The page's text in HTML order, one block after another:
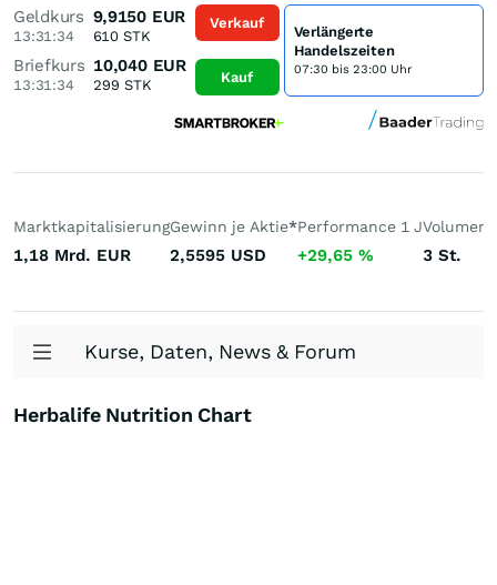
Geldkurs
13:31:34
9,9150 EUR
610 STK
Briefkurs
13:31:34
10,040 EUR
299 STK
Verkauf
Kauf
Verlängerte
Handelszeiten
07:30 bis 23:00 Uhr
Marktkapitalisierung
1,18 Mrd. EUR
Gewinn je Aktie*
2,5595 USD
Performance 1 J
+29,65 %
Volumen
3 St.
Kurse, Daten, News & Forum
Herbalife Nutrition Chart